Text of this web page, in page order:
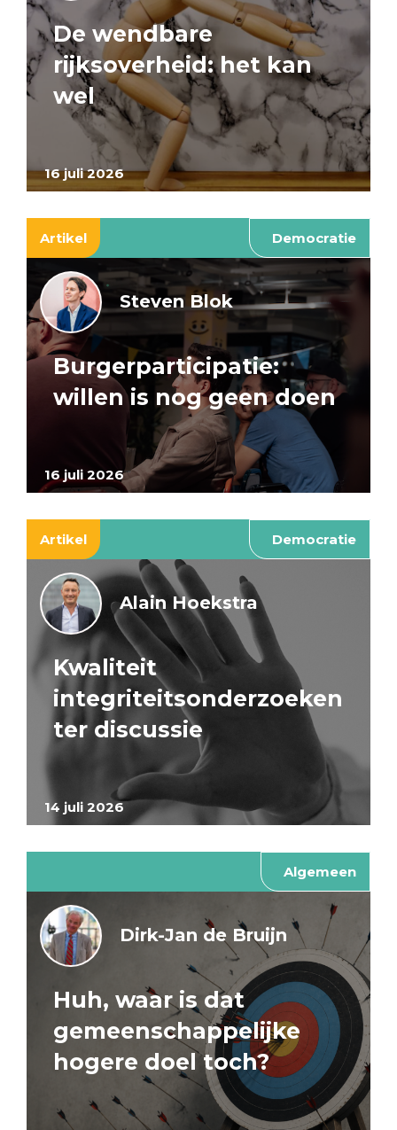
16 juli 2026
De wendbare
rijksoverheid: het kan
wel
Artikel Democratie
16 juli 2026
Steven Blok
Burgerparticipatie:
willen is nog geen doen
Artikel Democratie
14 juli 2026
Alain Hoekstra
Kwaliteit
integriteitsonderzoeken
ter discussie
Algemeen
Dirk-Jan de Bruijn
Huh, waar is dat
gemeenschappelijke
hogere doel toch?